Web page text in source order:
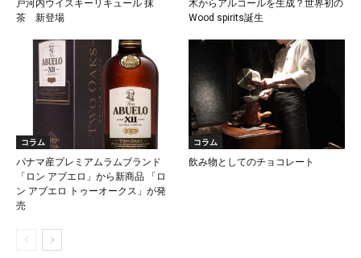
戸河内ウイスキーリキュール 抹
茶 新登場
木からアルコールを生成？世界初の
Wood spirits誕生
コラム
パナマ産プレミアムラムブランド
「ロン アブエロ」から新商品 「ロ
ン アブエロ トゥーオークス」が発
売
コラム
飲み物としてのチョコレート